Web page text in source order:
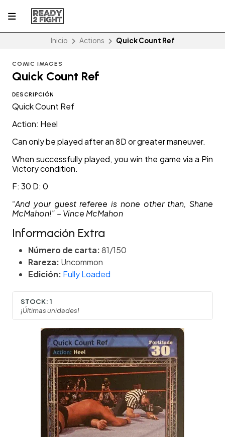
Inicio Actions Quick Count Ref
COMIC IMAGES
Quick Count Ref
DESCRIPCIÓN
Quick Count Ref
Action: Heel
Can only be played after an 8D or greater maneuver.
When successfully played, you win the game via a Pin
Victory condition.
F: 30 D: 0
“And your guest referee is none other than, Shane
McMahon!” – Vince McMahon
Información Extra
Número de carta:81/150
Rareza: Uncommon
Edición: Fully Loaded
STOCK: 1
¡Últimas unidades!